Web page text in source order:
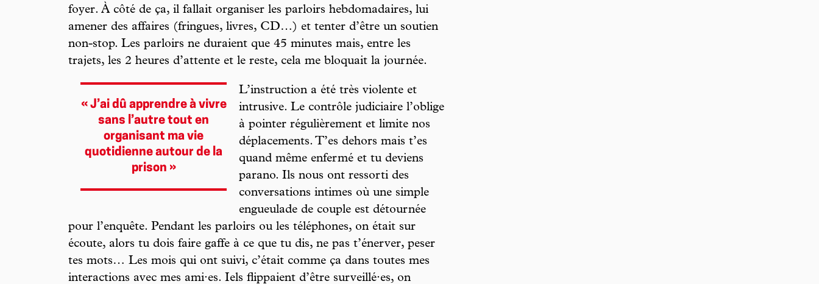
foyer. À côté de ça, il fallait organiser les parloirs hebdomadaires, lui
amener des affaires (fringues, livres, CD…) et tenter d’être un soutien
non-stop. Les parloirs ne duraient que 45 minutes mais, entre les
trajets, les 2 heures d’attente et le reste, cela me bloquait la journée.
« J’ai dû apprendre à vivre
sans l’autre tout en
organisant ma vie
quotidienne autour de la
prison »
L’instruction a été très violente et
intrusive. Le contrôle judiciaire l’oblige
à pointer régulièrement et limite nos
déplacements. T’es dehors mais t’es
quand même enfermé et tu deviens
parano. Ils nous ont ressorti des
conversations intimes où une simple
engueulade de couple est détournée
pour l’enquête. Pendant les parloirs ou les téléphones, on était sur
écoute, alors tu dois faire gaffe à ce que tu dis, ne pas t’énerver, peser
tes mots… Les mois qui ont suivi, c’était comme ça dans toutes mes
interactions avec mes ami·es. Iels flippaient d’être surveillé·es, on